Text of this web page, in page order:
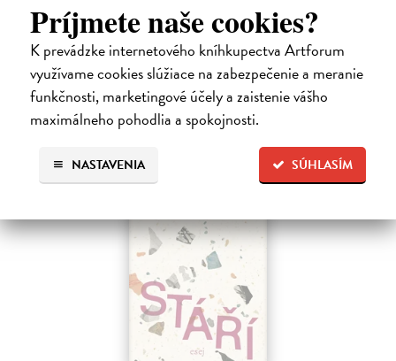
Príjmete naše cookies?
K prevádzke internetového kníhkupectva Artforum
využívame cookies slúžiace na zabezpečenie a meranie
funkčnosti, marketingové účely a zaistenie vášho
maximálneho pohodlia a spokojnosti.
SÚHLASÍM
NASTAVENIA
souladu s našimi očekáváními, že ji jen těžko zpochybňujeme.
Bourdieu vychází…
Na sklade
14,55 €
15,00 € ?
na sklade